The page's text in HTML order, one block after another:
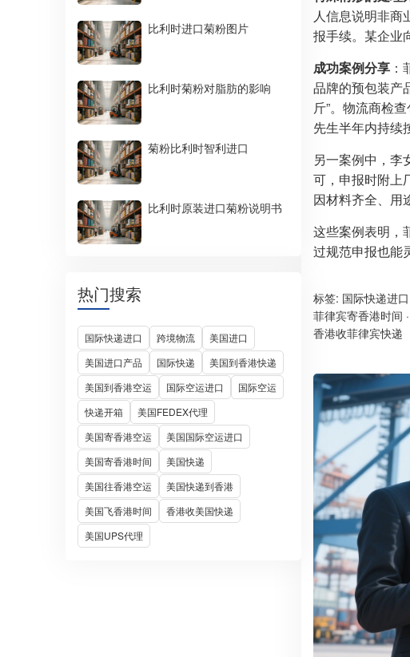
比利时进口菊粉图片
比利时菊粉对脂肪的影响
菊粉比利时智利进口
比利时原装进口菊粉说明书
热门搜索
国际快递进口 跨境物流
美国进口
美国进口产品
国际快递
美国到香港快递
美国到香港空运
国际空运进口
国际空运
快递开箱
美国FEDEX代理
美国寄香港空运
美国国际空运进口
美国寄香港时间
美国快递
美国往香港空运
美国快递到香港
美国飞香港时间
香港收美国快递
美国UPS代理
人信息说明非商
报手续。某企业
成功案例分享
品牌的预包装产
斤”。物流商检
先生半年内持续
另一案例中，李
可，申报时附上
因材料齐全、用
这些案例表明，
过规范申报也能
标签: 国际快递进口
菲律宾寄香港时间 ·
香港收菲律宾快递